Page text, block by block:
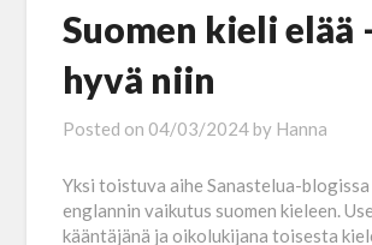
Suomen kieli elää
hyvä niin
Posted on 04/03/2024 by Hanna
Yksi toistuva aihe Sanastelua-
englannin vaikutus suomen kieleen.
kääntäjänä ja oikolukijana toisesta